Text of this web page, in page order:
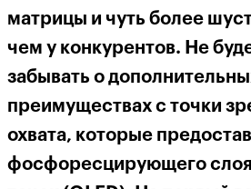
матрицы и чуть более
чем у конкурентов. Не
забывать о
преимуществах с точки
охвата, которые
фосфоресцирующего